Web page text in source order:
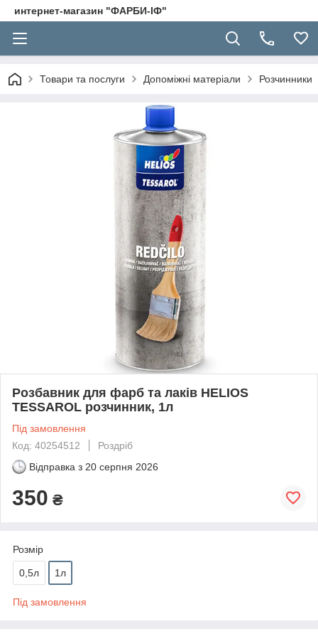
интернет-магазин "ФАРБИ-ІФ"
Товари та послуги Допоміжні матеріали Розчинники
Розбавник для фарб та лаків HELIOS
TESSAROL розчинник, 1л
Під замовлення
Код: 40254512
Роздріб
Відправка з 20 серпня 2026
350 ₴
Розмір
0,5л 1л
Під замовлення